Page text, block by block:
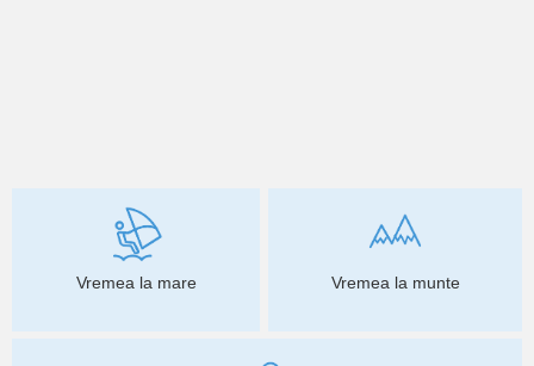
Vremea la mare Vremea la munte